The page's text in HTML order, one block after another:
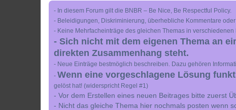
- In diesem Forum gilt die BNBR – Be Nice, Be Respectful Policy.
- Beleidigungen, Diskriminierung, überhebliche Kommentare
- Keine Mehrfacheinträge des gleichen Themas in verschiedenen
- Sich nicht mit dem eigenen Thema an
direkten Zusammenhang steht.
- Neue Einträge bestmöglich beschreiben. Dazu gehören
- Wenn eine vorgeschlagene Lösung
gelöst hat! (widerspricht Regel #1)
- Vor dem Erstellen eines neuen Beitrages bitte zuerst
- Nicht das gleiche Thema hier nochmals posten wenn